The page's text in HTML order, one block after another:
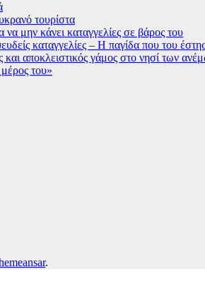
τουρίστα
μην κάνει καταγγελίες σε βάρος του
καταγγελίες – Η παγίδα που του
αποκλειστικός γάμος στο νησί των
του»
.